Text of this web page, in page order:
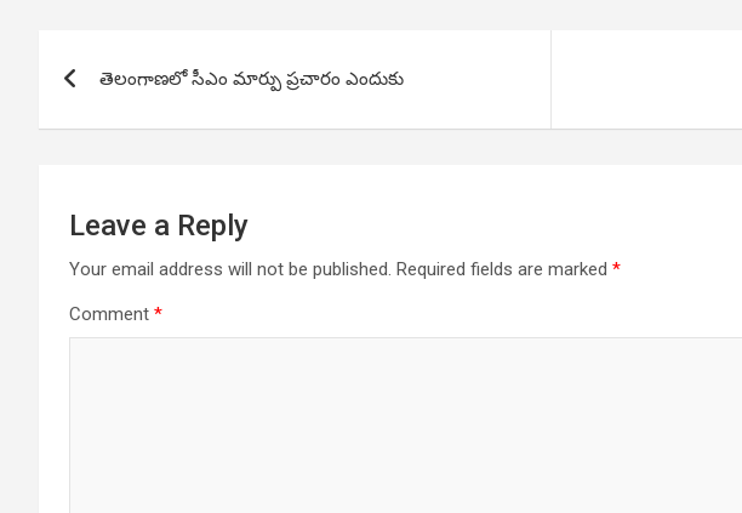
navigation
తెలంగాణలో సీఎం మార్పు ప్రచారం ఎందుకు
Leave a Reply
Your email address will not be published. Required fields are marked *
Comment *